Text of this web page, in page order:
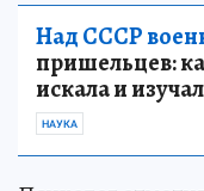
Над СССР
пришельцев:
искала и
НАУКА